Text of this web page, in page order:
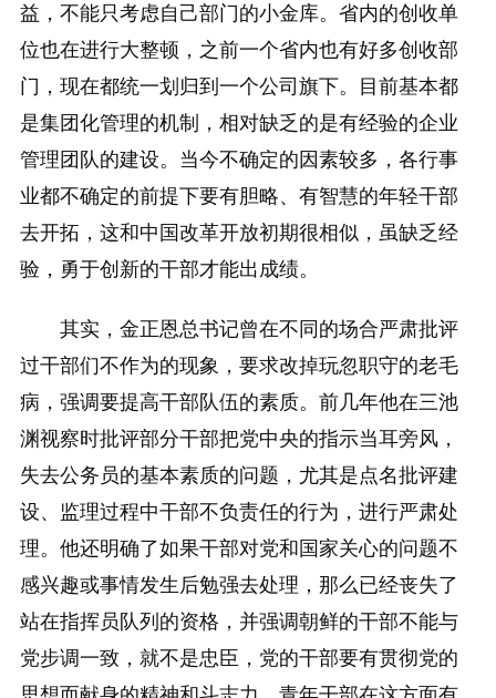
益，不能只考虑自己部门的小金库。省内的创收单
位也在进行大整顿，之前一个省内也有好多创收部
门，现在都统一划归到一个公司旗下。目前基本都
是集团化管理的机制，相对缺乏的是有经验的企业
管理团队的建设。当今不确定的因素较多，各行事
业都不确定的前提下要有胆略、有智慧的年轻干部
去开拓，这和中国改革开放初期很相似，虽缺乏经
验，勇于创新的干部才能出成绩。
其实，金正恩总书记曾在不同的场合严肃批评
过干部们不作为的现象，要求改掉玩忽职守的老毛
病，强调要提高干部队伍的素质。前几年他在三池
渊视察时批评部分干部把党中央的指示当耳旁风，
失去公务员的基本素质的问题，尤其是点名批评建
设、监理过程中干部不负责任的行为，进行严肃处
理。他还明确了如果干部对党和国家关心的问题不
感兴趣或事情发生后勉强去处理，那么已经丧失了
站在指挥员队列的资格，并强调朝鲜的干部不能与
党步调一致，就不是忠臣，党的干部要有贯彻党的